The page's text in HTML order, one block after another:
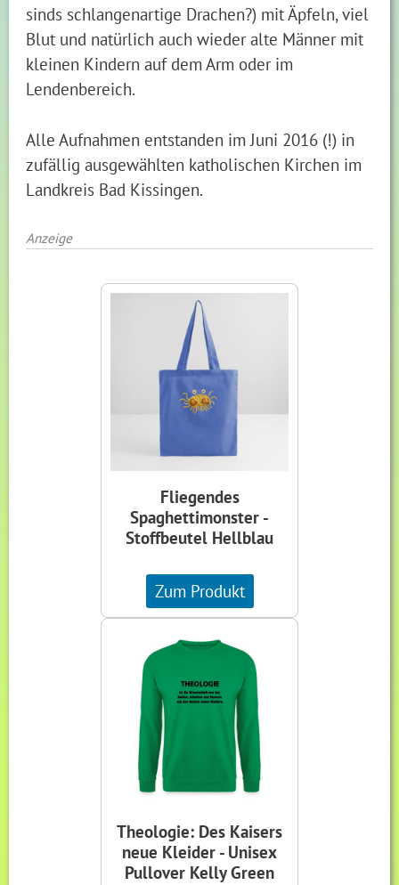
sinds schlangenartige Drachen?) mit Äpfeln, viel
Blut und natürlich auch wieder alte Männer mit
kleinen Kindern auf dem Arm oder im
Lendenbereich.
Alle Aufnahmen entstanden im Juni 2016 (!) in
zufällig ausgewählten katholischen Kirchen im
Landkreis Bad Kissingen.
Anzeige
Fliegendes
Spaghettimonster -
Stoffbeutel Hellblau
Zum Produkt
Theologie: Des Kaisers
neue Kleider - Unisex
Pullover Kelly Green